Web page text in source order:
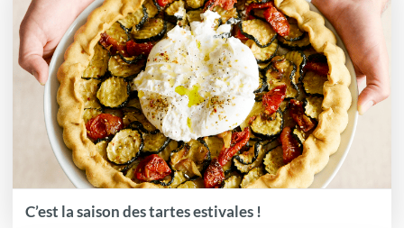
C’est la saison des tartes estivales !